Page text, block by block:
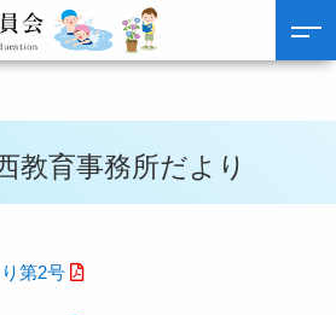
教育事務所だより
第2号